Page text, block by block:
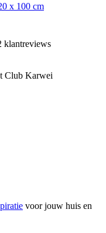
x 100 cm
klantreviews
Club Karwei
voor jouw huis en